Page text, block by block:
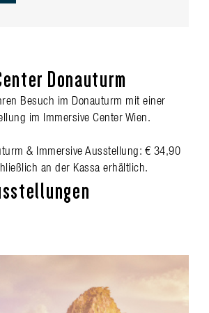
Donauturm
Besuch im Donauturm mit einer
im Immersive Center Wien.
& Immersive Ausstellung: € 34,90
an der Kassa erhältlich.